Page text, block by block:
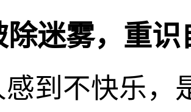
除迷雾，重
感到不快乐，